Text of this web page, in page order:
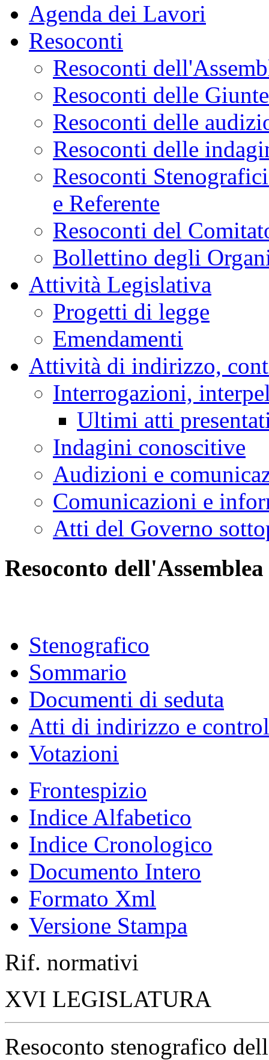
Agenda dei Lavori
Resoconti
Resoconti
Resoconti delle
Resoconti delle
Resoconti delle
Resoconti
e Referente
Resoconti del
Bollettino degli
Attività Legislativa
Progetti di legge
Emendamenti
Attività di indirizzo,
Interrogazioni,
Ultimi atti
Indagini conoscitive
Audizioni e
Comunicazioni e
Atti del Governo
Resoconto dell'Assemblea
Stenografico
Sommario
Documenti di seduta
Atti di indirizzo e
Votazioni
Frontespizio
Indice Alfabetico
Indice Cronologico
Documento Intero
Formato Xml
Versione Stampa
Rif. normativi
XVI LEGISLATURA
Resoconto stenografico